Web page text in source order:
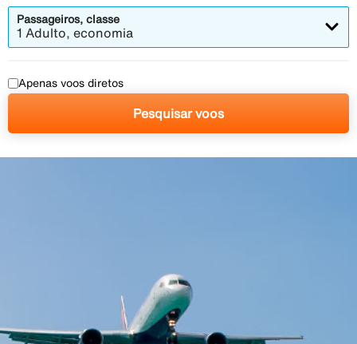
Passageiros, classe
1 Adulto, economia
Apenas voos diretos
Pesquisar voos